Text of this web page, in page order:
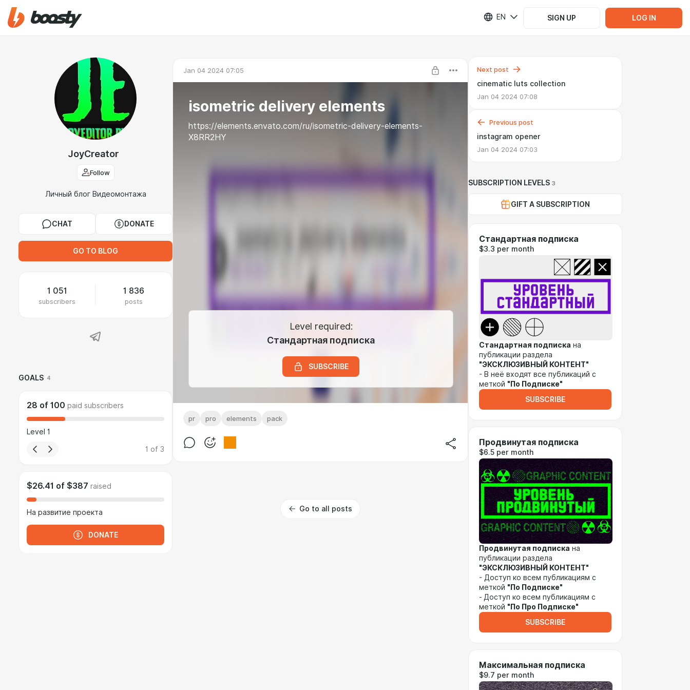
EN SIGN UP LOG IN
JoyCreator
Follow
Личный блог Видеомонтажа
CHAT DONATE
GO TO BLOG
1 051
subscribers
1 836
posts
GOALS 4
28 of 100 paid subscribers
Level 1
1 of 3
$26.41 of $387 raised
На развитие проекта
DONATE
Jan 04 2024 07:05
isometric delivery elements
https://elements.envato.com/ru/isometric-delivery-elements-
X8RR2HY
Level required:
Стандартная подписка
SUBSCRIBE
pr pro elements pack
Go to all posts
Next post
cinematic luts collection
Jan 04 2024 07:08
Previous post
instagram opener
Jan 04 2024 07:03
SUBSCRIPTION LEVELS 3
GIFT A SUBSCRIPTION
Стандартная подписка
$3.3 per month
Стандартная подписка на
публикации раздела
"ЭКСКЛЮЗИВНЫЙ КОНТЕНТ"
- В неё входят все публикаций с
меткой "По Подписке"
SUBSCRIBE
Продвинутая подписка
$6.5 per month
Продвинутая подписка на
публикации раздела
"ЭКСКЛЮЗИВНЫЙ КОНТЕНТ"
- Доступ ко всем публикациям с
меткой "По Подписке"
- Доступ ко всем публикациям с
меткой "По Про Подписке"
SUBSCRIBE
Максимальная подписка
$9.7 per month